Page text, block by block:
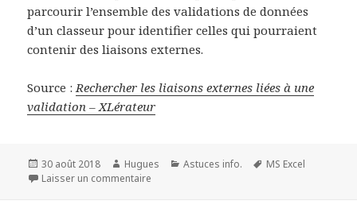
parcourir l’ensemble des validations de données
d’un classeur pour identifier celles qui pourraient
contenir des liaisons externes.
Source :Rechercher les liaisons externes liées à une
validation – XLérateur
Publié
le
30 août 2018 Auteur
Hugues Catégories
Astuces info.
Mots-
MS Excel
Laisser un commentaire